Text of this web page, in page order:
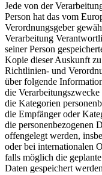
Jede von der
Person hat das vom
Verordnungsgeber
Verarbeitung
seiner Person
Kopie dieser Auskunft
Richtlinien- und
über folgende
die Verarbeitungszwecke
die Kategorien
die Empfänger oder
die personenbezogenen
offengelegt werden,
oder bei internationalen
falls möglich die
Daten gespeichert